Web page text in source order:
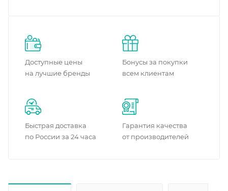
Доступные цены
на лучшие бренды
Бонусы за покупки
всем клиентам
Быстрая доставка
по России за 24 часа
Гарантия качества
от производителей